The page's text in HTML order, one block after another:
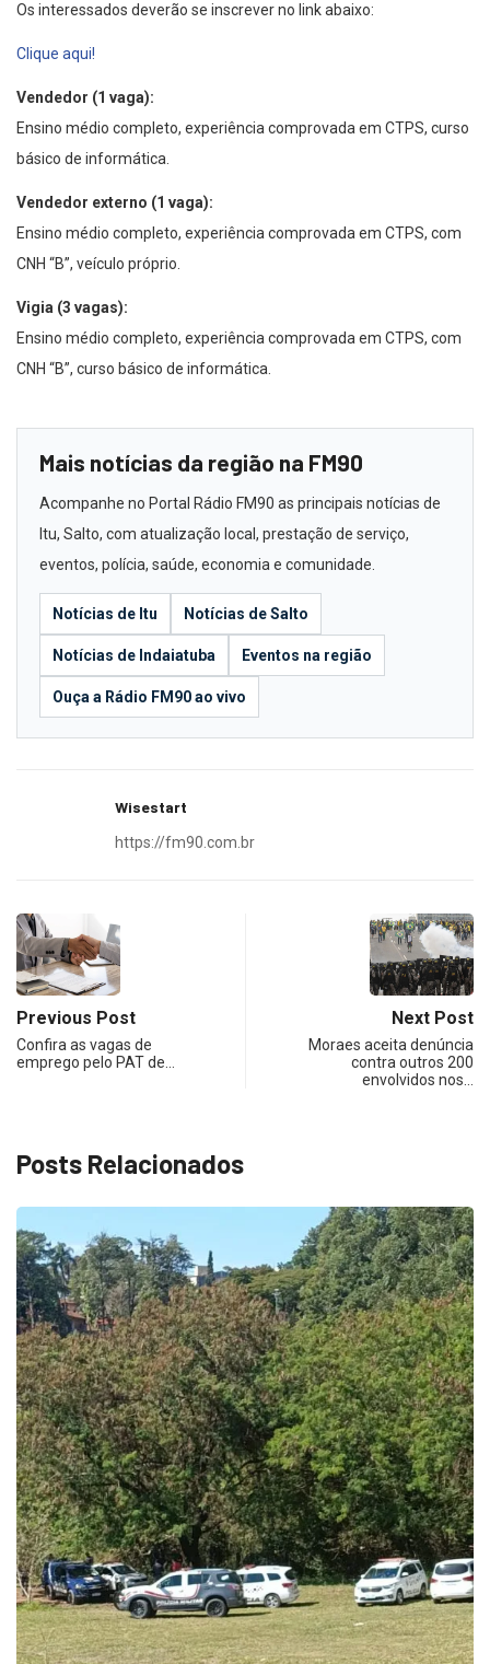
Os interessados deverão se inscrever no link abaixo:
Clique aqui!
Vendedor (1 vaga):
Ensino médio completo, experiência comprovada em CTPS, curso
básico de informática.
Vendedor externo (1 vaga):
Ensino médio completo, experiência comprovada em CTPS, com
CNH “B”, veículo próprio.
Vigia (3 vagas):
Ensino médio completo, experiência comprovada em CTPS, com
CNH “B”, curso básico de informática.
Mais notícias da região na FM90
Acompanhe no Portal Rádio FM90 as principais notícias de
Itu, Salto, com atualização local, prestação de serviço,
eventos, polícia, saúde, economia e comunidade.
Notícias de Itu Notícias de Salto
Notícias de Indaiatuba Eventos na região
Ouça a Rádio FM90 ao vivo
Wisestart
https://fm90.com.br
Previous Post
Confira as vagas de
emprego pelo PAT de…
Next Post
Moraes aceita denúncia
contra outros 200
envolvidos nos…
Posts Relacionados
ECONOMIA
Queda dos empregos formais em Itu reflete...
agosto 6, 2026